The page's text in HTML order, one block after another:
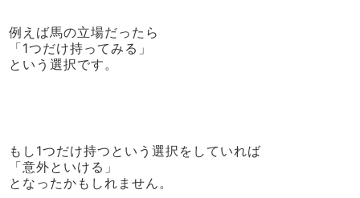
例えば馬の立場だったら
「1つだけ持ってみる」
という選択です。
もし1つだけ持つという選択をしていれば
「意外といける」
となったかもしれません。